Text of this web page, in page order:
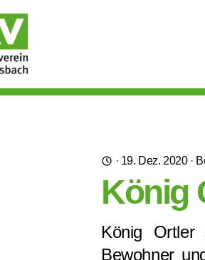
· 19. Dez. 2020·
König
König Ortler
Bewohner